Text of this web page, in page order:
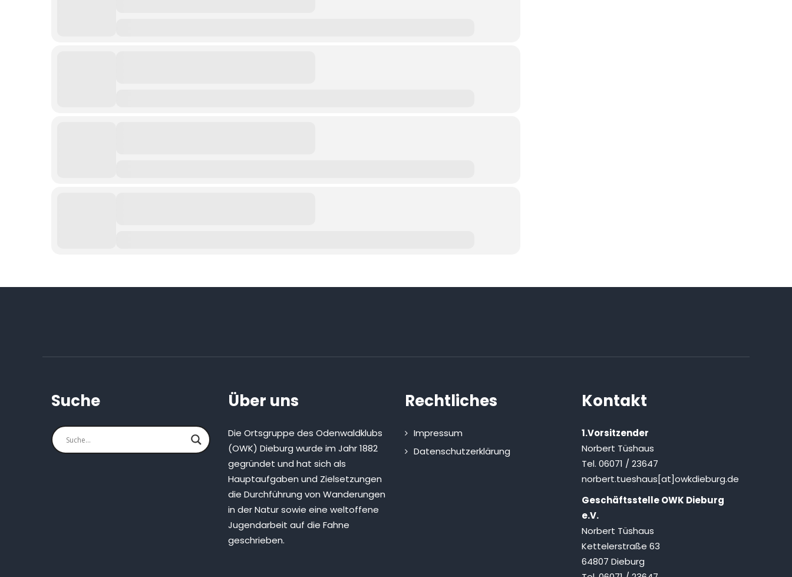
Suche Über uns
Die Ortsgruppe des Odenwaldklubs
(OWK) Dieburg wurde im Jahr 1882
gegründet und hat sich als
Hauptaufgaben und Zielsetzungen
die Durchführung von Wanderungen
in der Natur sowie eine weltoffene
Jugendarbeit auf die Fahne
geschrieben.
Rechtliches
Impressum
Datenschutzerklärung
Kontakt
1.Vorsitzender
Norbert Tüshaus
Tel. 06071 / 23647
norbert.tueshaus[at]owkdieburg.de
Geschäftsstelle OWK Dieburg
e.V.
Norbert Tüshaus
Kettelerstraße 63
64807 Dieburg